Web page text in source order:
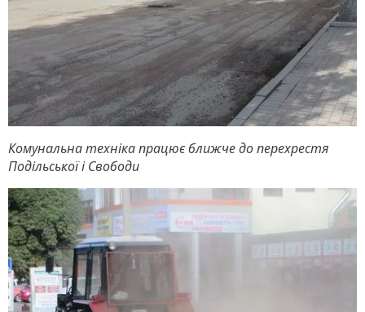
Комунальна техніка працює ближче до перехрестя
Подільської і Свободи